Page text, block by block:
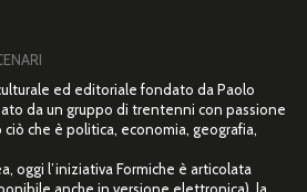
ed editoriale fondato da Paolo
da un gruppo di trentenni con passione
che è politica, economia, geografia,
oggi l’iniziativa Formiche è articolata